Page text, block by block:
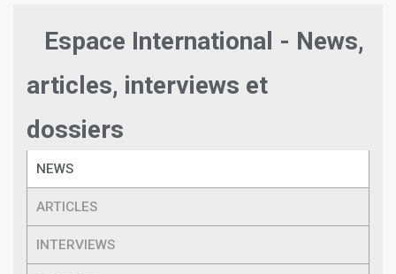
Espace International - News,
articles, interviews et
dossiers
NEWS
ARTICLES
INTERVIEWS